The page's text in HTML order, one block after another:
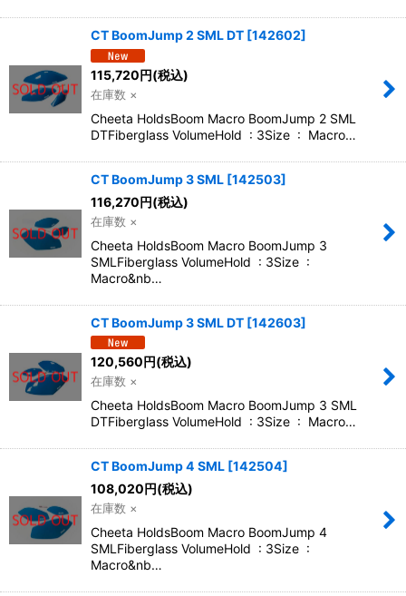
CT BoomJump 2 SML DT [142602]
115,720円(税込)
在庫数 ×
Cheeta HoldsBoom Macro BoomJump 2 SML
DTFiberglass VolumeHold : 3Size : Macro…
CT BoomJump 3 SML [142503]
116,270円(税込)
在庫数 ×
Cheeta HoldsBoom Macro BoomJump 3
SMLFiberglass VolumeHold : 3Size :
Macro&nb…
CT BoomJump 3 SML DT [142603]
120,560円(税込)
在庫数 ×
Cheeta HoldsBoom Macro BoomJump 3 SML
DTFiberglass VolumeHold : 3Size : Macro…
CT BoomJump 4 SML [142504]
108,020円(税込)
在庫数 ×
Cheeta HoldsBoom Macro BoomJump 4
SMLFiberglass VolumeHold : 3Size :
Macro&nb…